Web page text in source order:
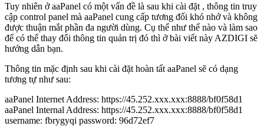
Tuy nhiên ở aaPanel có một vấn đề là sau khi cài đặt , thông tin truy
cập control panel mà aaPanel cung cấp tương đối khó nhớ và không
được thuận mắt phần đa người dùng. Cụ thể như thế nào và làm sao
để có thể thay đổi thông tin quản trị đó thì ở bài viết này AZDIGI sẽ
hướng dẫn bạn.
Thông tin mặc định sau khi cài đặt hoàn tất aaPanel sẽ có dạng
tương tự như sau:
aaPanel Internet Address: https://45.252.xxx.xxx:8888/bf0f58d1
aaPanel Internal Address: https://45.252.xxx.xxx:8888/bf0f58d1
username: fbrygyqi password: 96d72ef7